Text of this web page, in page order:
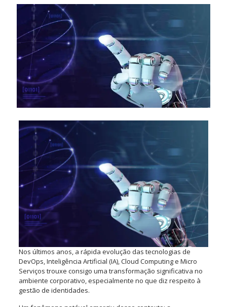
Nos últimos anos, a rápida evolução das tecnologias de
DevOps, Inteligência Artificial (IA), Cloud Computing e Micro
Serviços trouxe consigo uma transformação significativa no
ambiente corporativo, especialmente no que diz respeito à
gestão de identidades.